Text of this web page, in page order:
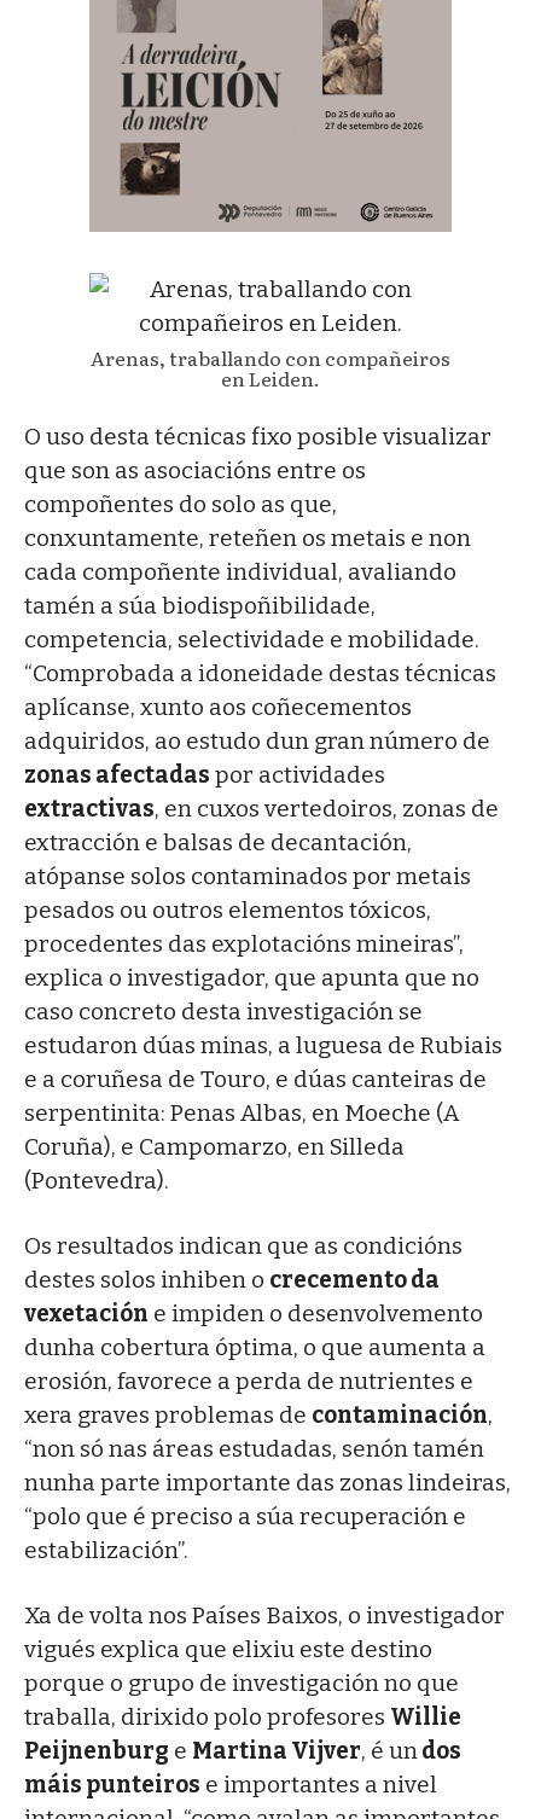
Arenas, traballando con compañeiros
en Leiden.
O uso desta técnicas fixo posible visualizar
que son as asociacións entre os
compoñentes do solo as que,
conxuntamente, reteñen os metais e non
cada compoñente individual, avaliando
tamén a súa biodispoñibilidade,
competencia, selectividade e mobilidade.
“Comprobada a idoneidade destas técnicas
aplícanse, xunto aos coñecementos
adquiridos, ao estudo dun gran número de
zonas afectadas por actividades
extractivas, en cuxos vertedoiros, zonas de
extracción e balsas de decantación,
atópanse solos contaminados por metais
pesados ou outros elementos tóxicos,
procedentes das explotacións mineiras”,
explica o investigador, que apunta que no
caso concreto desta investigación se
estudaron dúas minas, a luguesa de Rubiais
e a coruñesa de Touro, e dúas canteiras de
serpentinita: Penas Albas, en Moeche (A
Coruña), e Campomarzo, en Silleda
(Pontevedra).
Os resultados indican que as condicións
destes solos inhiben o crecemento da
vexetación e impiden o desenvolvemento
dunha cobertura óptima, o que aumenta a
erosión, favorece a perda de nutrientes e
xera graves problemas de contaminación,
“non só nas áreas estudadas, senón tamén
nunha parte importante das zonas lindeiras,
“polo que é preciso a súa recuperación e
estabilización”.
Xa de volta nos Países Baixos, o investigador
vigués explica que elixiu este destino
porque o grupo de investigación no que
traballa, dirixido polo profesores Willie
Peijnenburg e Martina Vijver, é undos
máis punteiros e importantes a nivel